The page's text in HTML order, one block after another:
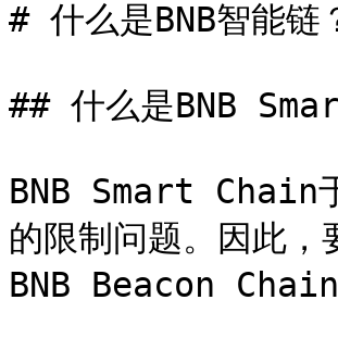
# 什么是BNB智能链
## 什么是BNB
BNB Smart Chain
的限制问题。因此
BNB Beacon Chain